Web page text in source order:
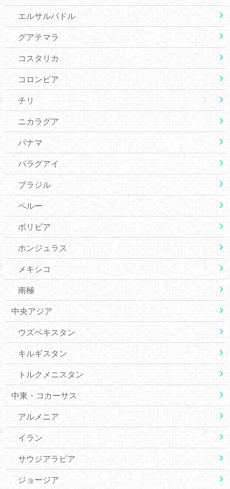
エルサルバドル
グアテマラ
コスタリカ
コロンビア
チリ
ニカラグア
パナマ
パラグアイ
ブラジル
ペルー
ボリビア
ホンジュラス
メキシコ
南極
中央アジア
ウズベキスタン
キルギスタン
トルクメニスタン
中東・コカーサス
アルメニア
イラン
サウジアラビア
ジョージア